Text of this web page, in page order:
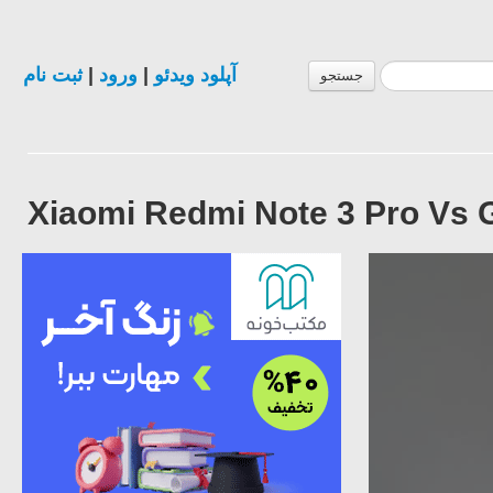
جستجو آپلود ویدئو ورود |ثبت نام
Xiaomi Redmi Note 3 Pro Vs